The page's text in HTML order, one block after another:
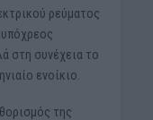
ρεύματος
υπόχρεος
στη συνέχεια το
ενοίκιο.
της